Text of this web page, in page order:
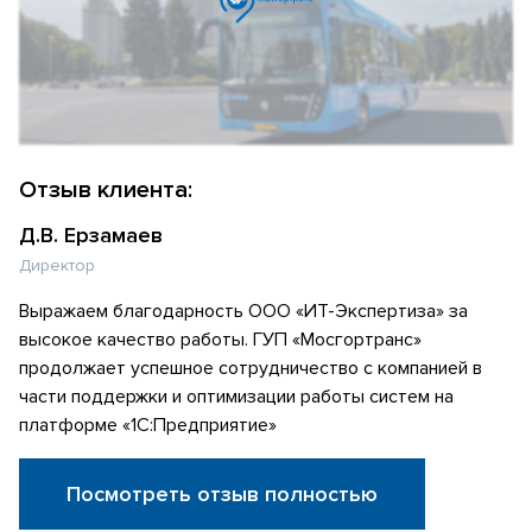
Отзыв клиента:
Д.В. Ерзамаев
Директор
Выражаем благодарность ООО «ИТ-Экспертиза» за
высокое качество работы. ГУП «Мосгортранс»
продолжает успешное сотрудничество с компанией в
части поддержки и оптимизации работы систем на
платформе «1С:Предприятие»
Посмотреть отзыв полностью